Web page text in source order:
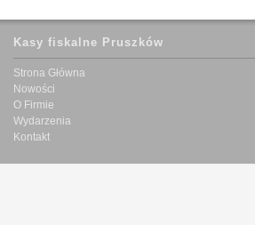
Kasy fiskalne Pruszków
Strona Główna
Nowości
O Firmie
Wydarzenia
Kontakt